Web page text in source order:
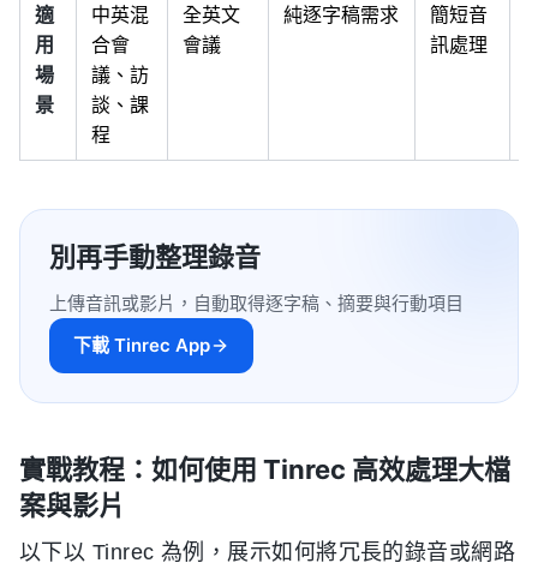
適
用
場
景
中英混
合會
議、訪
談、課
程
全英文
會議
純逐字稿需求
簡短音
訊處理
別再手動整理錄音
上傳音訊或影片，自動取得逐字稿、摘要與行動項目
下載 Tinrec App
實戰教程：如何使用 Tinrec 高效處理大檔
案與影片
以下以 Tinrec 為例，展示如何將冗長的錄音或網路